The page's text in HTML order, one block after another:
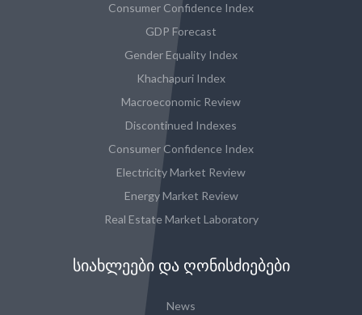
Consumer Confidence Index
GDP Forecast
Gender Equality Index
Khachapuri Index
Macroeconomic Review
Discontinued Indexes
Consumer Confidence Index
Electricity Market Review
Energy Market Review
Real Estate Market Laboratory
ᲡᲘᲐᲮᲚᲔᲔᲑᲘ ᲓᲐ ᲦᲝᲜᲘᲡᲫᲘᲔᲑᲔᲑᲘ
News